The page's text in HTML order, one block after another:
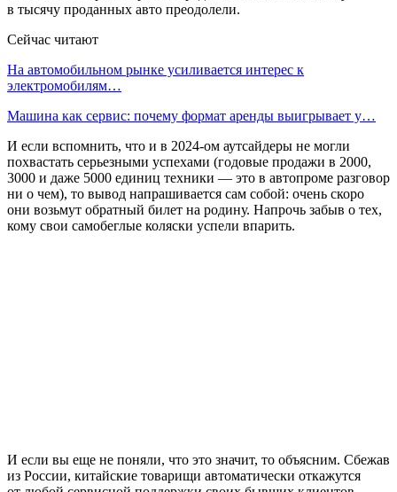
в тысячу проданных авто преодолели.
Сейчас читают
На автомобильном рынке усиливается интерес к
электромобилям…
Машина как сервис: почему формат аренды выигрывает у…
И если вспомнить, что и в 2024-ом аутсайдеры не могли
похвастать серьезными успехами (годовые продажи в 2000,
3000 и даже 5000 единиц техники — это в автопроме разговор
ни о чем), то вывод напрашивается сам собой: очень скоро
они возьмут обратный билет на родину. Напрочь забыв о тех,
кому свои самобеглые коляски успели впарить.
И если вы еще не поняли, что это значит, то объясним. Сбежав
из России, китайские товарищи автоматически откажутся